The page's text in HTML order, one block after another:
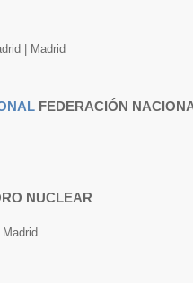
| Madrid
FEDERACIÓN
NUCLEAR